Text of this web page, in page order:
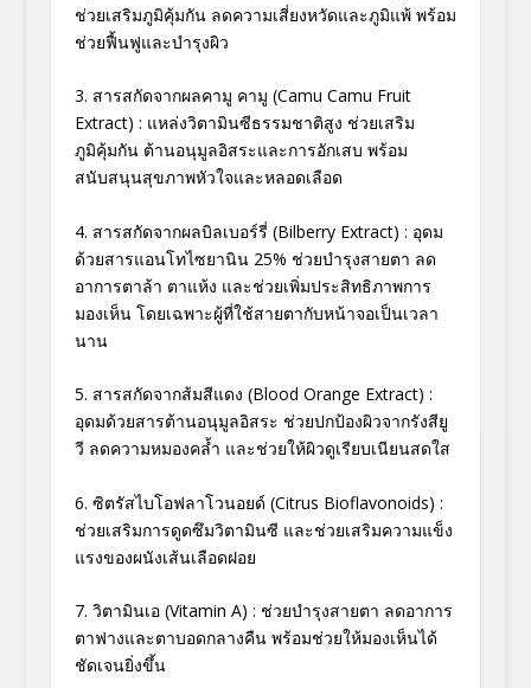
ช่วยเสริมภูมิคุ้มกัน ลดความเสี่ยงหวัดและภูมิแพ้ พร้อม
ช่วยฟื้นฟูและบำรุงผิว
3. สารสกัดจากผลคามู คามู (Camu Camu Fruit
Extract) : แหล่งวิตามินซีธรรมชาติสูง ช่วยเสริม
ภูมิคุ้มกัน ต้านอนุมูลอิสระและการอักเสบ พร้อม
สนับสนุนสุขภาพหัวใจและหลอดเลือด
4. สารสกัดจากผลบิลเบอร์รี่ (Bilberry Extract) : อุดม
ด้วยสารแอนโทไซยานิน 25% ช่วยบำรุงสายตา ลด
อาการตาล้า ตาแห้ง และช่วยเพิ่มประสิทธิภาพการ
มองเห็น โดยเฉพาะผู้ที่ใช้สายตากับหน้าจอเป็นเวลา
นาน
5. สารสกัดจากส้มสีแดง (Blood Orange Extract) :
อุดมด้วยสารต้านอนุมูลอิสระ ช่วยปกป้องผิวจากรังสียู
วี ลดความหมองคล้ำ และช่วยให้ผิวดูเรียบเนียนสดใส
6. ซิตรัสไบโอฟลาโวนอยด์ (Citrus Bioflavonoids) :
ช่วยเสริมการดูดซึมวิตามินซี และช่วยเสริมความแข็ง
แรงของผนังเส้นเลือดฝอย
7. วิตามินเอ (Vitamin A) : ช่วยบำรุงสายตา ลดอาการ
ตาฟางและตาบอดกลางคืน พร้อมช่วยให้มองเห็นได้
ชัดเจนยิ่งขึ้น